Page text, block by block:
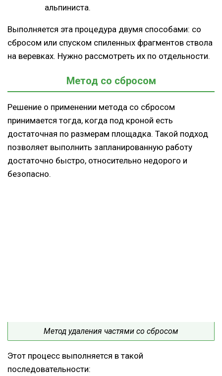
альпиниста.
Выполняется эта процедура двумя способами: со
сбросом или спуском спиленных фрагментов ствола
на веревках. Нужно рассмотреть их по отдельности.
Метод со сбросом
Решение о применении метода со сбросом
принимается тогда, когда под кроной есть
достаточная по размерам площадка. Такой подход
позволяет выполнить запланированную работу
достаточно быстро, относительно недорого и
безопасно.
Метод удаления частями со сбросом
Этот процесс выполняется в такой
последовательности: